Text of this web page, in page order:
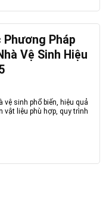
Phương Pháp
Vệ Sinh Hiệu
sinh phổ biến, hiệu quả
vật liệu phù hợp, quy trình